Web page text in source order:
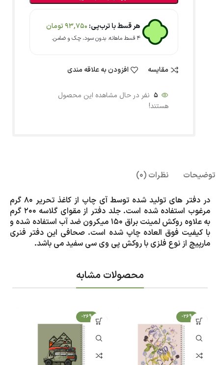
هر قسط با ترب‌پی: 93,750تومان
۴ قسط ماهانه. بدون سود، چک و ضامن.
مقایسه افزودن به علاقه مندی
5 نفر در حال مشاهده این محصول
هستند!
توضیحات نظرات (0)
در دفتر های تولید شده توسط آی چاپ از کاغذ تحریر 80 گرم
مرغوب استفاده شده است. جلد دفتر از مقوای گلاسه 200 گرم
به علاوه روکش لمینت براق 150 میکرون ضد آب استفاده شده و
با کیفیت فوق العاده چاپ شده است. صحافی این دفتر فنری
مارپیچ از نوع فلزی با روکش پی وی سی سفید می باشد.
محصولات مشابه
-26%
-26%